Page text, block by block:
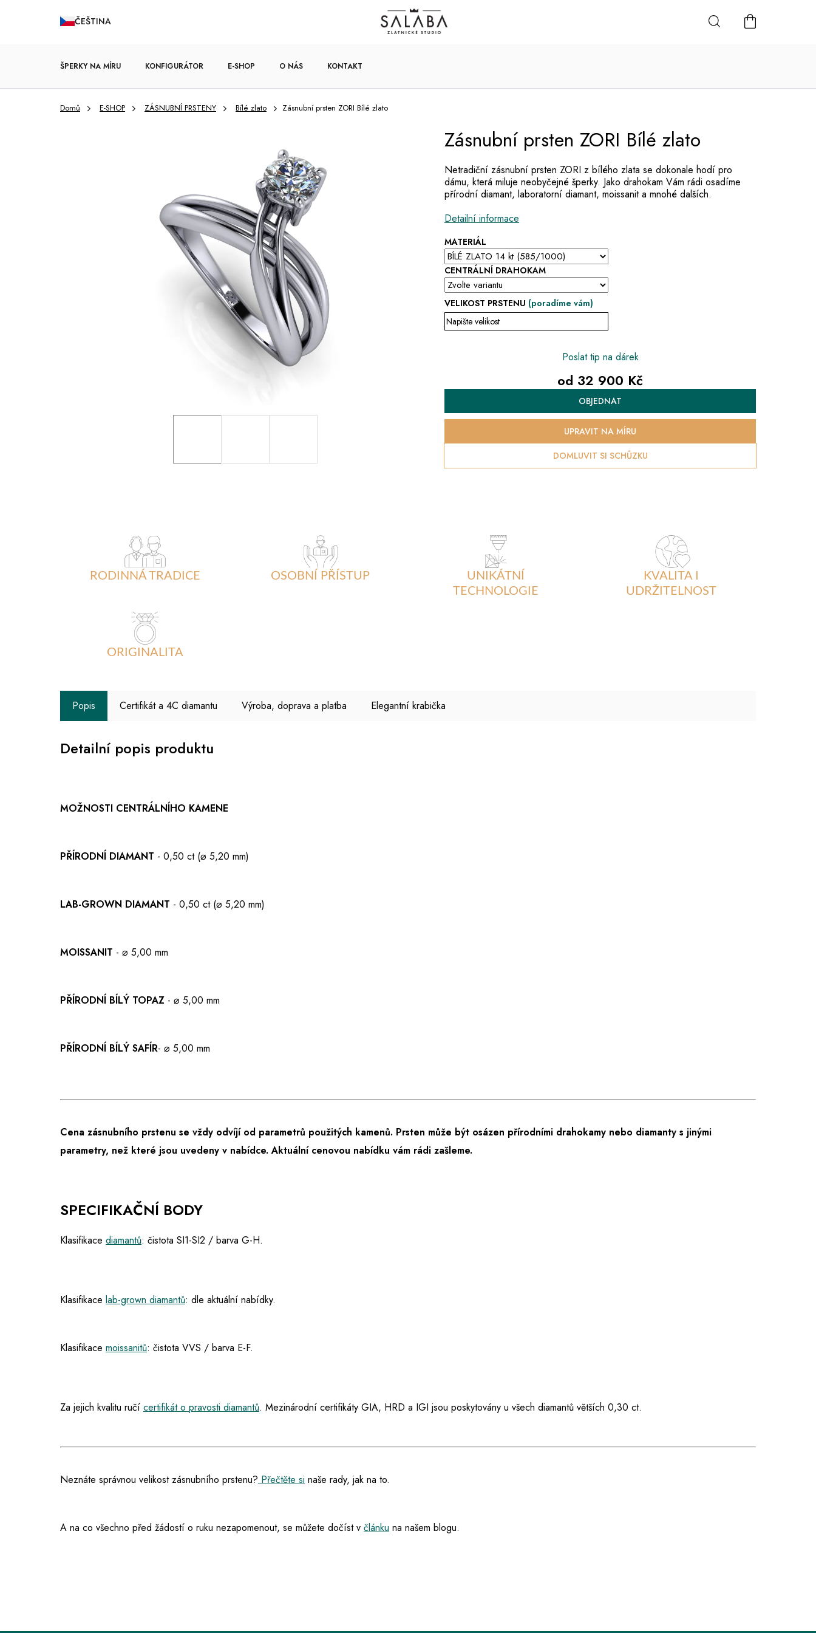
ČEŠTINA
NÁKUPNÍ
ŠPERKY NA MÍRU KONFIGURÁTOR E-SHOP
ZÁSNUBNÍ PRSTENY
O NÁS KONTAKT
Domů E-SHOP ZÁSNUBNÍ PRSTENY Bílé zlato Zásnubní prsten ZORI Bílé zlato
MATERIÁL
CENTRÁLNÍ DRAHOKAM
VELIKOST PRSTENU (poradíme vám)
Netradiční zásnubní prsten ZORI z bílého zlata se dokonale hodí pro
dámu, která miluje neobyčejné šperky. Jako drahokam Vám rádi osadíme
přírodní diamant, laboratorní diamant, moissanit a mnohé dalších.
Detailní informace
Zásnubní prsten ZORI Bílé zlato
Poslat tip na dárek
od 32 900 Kč
Měrná
cena:
OBJEDNAT
DOMLUVIT SI SCHŮZKU
UPRAVIT NA MÍRU
RODINNÁ TRADICE OSOBNÍ PŘÍSTUP
UNIKÁTNÍ
TECHNOLOGIE
KVALITA I
UDRŽITELNOST
ORIGINALITA
Popis Certifikát a 4C diamantu Výroba, doprava a platba Elegantní krabička
Detailní popis produktu
MOŽNOSTI CENTRÁLNÍHO KAMENE
PŘÍRODNÍ DIAMANT - 0,50 ct (⌀ 5,20 mm)
LAB-GROWN DIAMANT - 0,50 ct (⌀ 5,20 mm)
MOISSANIT - ⌀ 5,00 mm
PŘÍRODNÍ BÍLÝ TOPAZ - ⌀ 5,00 mm
PŘÍRODNÍ BÍLÝ SAFÍR- ⌀ 5,00 mm
Cena zásnubního prstenu se vždy odvíjí od parametrů použitých kamenů. Prsten může být osázen přírodními drahokamy nebo diamanty s jinými
parametry, než které jsou uvedeny v nabídce.Aktuální cenovou nabídku vám rádi zašleme.
SPECIFIKAČNÍ BODY
Klasifikace diamantů: čistota SI1-SI2 / barva G-H.
Klasifikace lab-grown diamantů: dle aktuální nabídky.
Klasifikace moissanitů: čistota VVS / barva E-F.
Za jejich kvalitu ručí certifikát o pravosti diamantů. Mezinárodní certifikáty GIA, HRD a IGI jsou poskytovány u všech diamantů větších 0,30 ct.
Neznáte správnou velikost zásnubního prstenu? Přečtěte si naše rady, jak na to.
A na co všechno před žádostí o ruku nezapomenout, se můžete dočíst v článku na našem blogu.